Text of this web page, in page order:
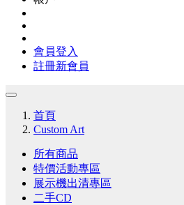
會員登入
註冊新會員
首頁
Custom Art
所有商品
特價活動專區
展示機出清專區
二手CD